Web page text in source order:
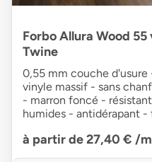
Forbo Allura Wood
Twine
0,55 mm couche
vinyle massif - sans
- marron foncé -
humides - antidérapant
à partir de 27,40 € /